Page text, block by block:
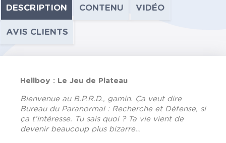
DESCRIPTION CONTENU VIDÉO
AVIS CLIENTS
Hellboy : Le Jeu de Plateau
Bienvenue au B.P.R.D., gamin. Ça veut dire
Bureau du Paranormal : Recherche et Défense, si
ça t’intéresse. Tu sais quoi ? Ta vie vient de
devenir beaucoup plus bizarre…